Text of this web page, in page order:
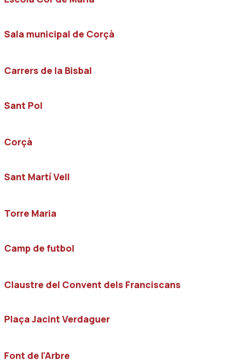
Sala municipal de Corçà
Carrers de la Bisbal
Sant Pol
Corçà
Sant Martí Vell
Torre Maria
Camp de futbol
Claustre del Convent dels Franciscans
Plaça Jacint Verdaguer
Font de l'Arbre